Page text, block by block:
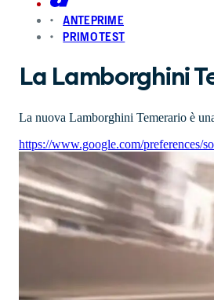
ANTEPRIME
PRIMO TEST
La Lamborghini
La nuova Lamborghini Temerario è
https://www.google.com/preferences/